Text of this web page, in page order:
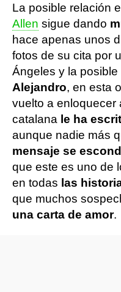
La posible relación
Allen sigue dando
hace apenas unos
fotos de su cita por
Ángeles y la posible
Alejandro, en esta
vuelto a enloquecer
catalana le ha
aunque nadie más
mensaje se
que este es uno de
en todas las
que muchos
una carta de amor.